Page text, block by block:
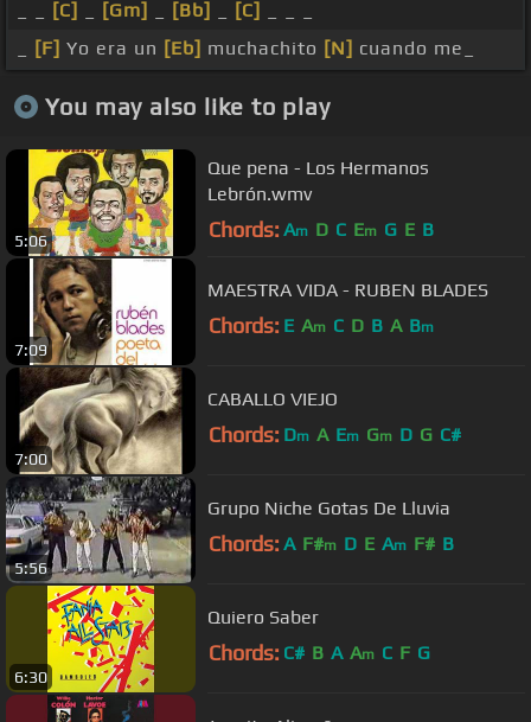
[C] [Gm] [Bb] [C]
[F] Yo era un [Eb] muchachito [N] cuando me_
You may also like to play
5:06
Que pena - Los Hermanos
Lebrón.wmv
Chords: Am D C Em G E B
7:09
MAESTRA VIDA - RUBEN BLADES
Chords: E Am C D B A Bm
7:00
CABALLO VIEJO
Chords: Dm A Em Gm D G C#
5:56
Grupo Niche Gotas De Lluvia
Chords: A F#m D E Am F# B
6:30
Quiero Saber
Chords: C# B A Am C F G